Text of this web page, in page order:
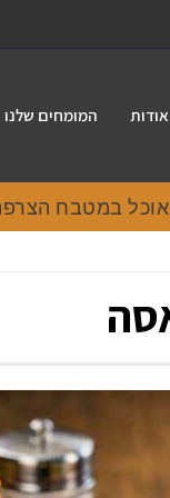
אודות המומחים שלנו
במטבח הצרפתי?